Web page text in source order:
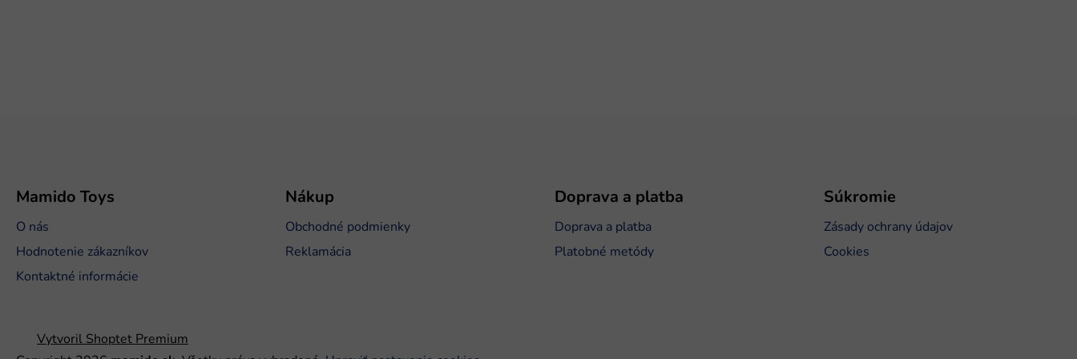
Mamido Toys
O nás
Hodnotenie zákazníkov
Kontaktné informácie
Nákup
Obchodné podmienky
Reklamácia
Doprava a platba
Doprava a platba
Platobné metódy
Súkromie
Zásady ochrany údajov
Cookies
Vytvoril Shoptet Premium